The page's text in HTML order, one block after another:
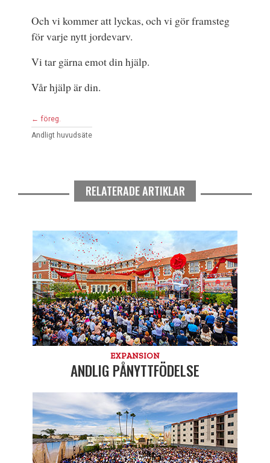
Och vi kommer att lyckas, och vi gör framsteg
för varje nytt jordevarv.
Vi tar gärna emot din hjälp.
Vår hjälp är din.
← föreg.
Andligt huvudsäte
RELATERADE ARTIKLAR
EXPANSION
ANDLIG PÅNYTTFÖDELSE